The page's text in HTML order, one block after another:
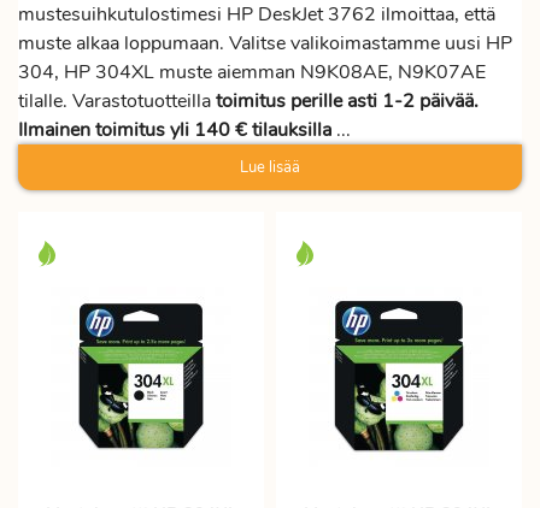
mustesuihkutulostimesi HP DeskJet 3762 ilmoittaa, että
muste alkaa loppumaan. Valitse valikoimastamme uusi HP
304, HP 304XL muste aiemman N9K08AE, N9K07AE
tilalle. Varastotuotteillatoimitus perille asti 1-2 päivää.
Ilmainen toimitus yli 140 € tilauksilla ...
Lue lisää